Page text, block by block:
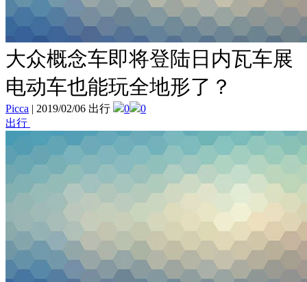
大众概念车即将登陆日内瓦车展
电动车也能玩全地形了？
Picca | 2019/02/06 出行 0
0
出行